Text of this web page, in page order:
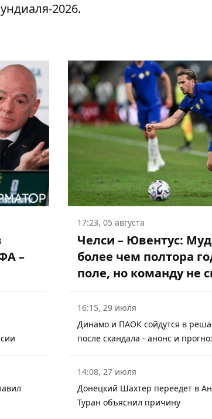
2026.
–
17:23, 05 августа
Челси – Ювентус:
более чем полтора
поле, но команду не
16:15, 29 июля
Динамо и ПАОК сойдутся в
после скандала - анонс и
14:08, 27 июля
Донецкий Шахтер переедет в
Туран объяснил причину